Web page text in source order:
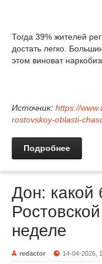
Тогда 39% жителей
достать легко.
этом виноват
Источник: https://
rostovskoy-oblasti-
Подробнее
Дон: какой
неделе
redactor 14-04-2026,